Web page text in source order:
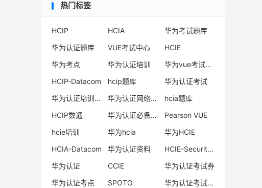
热门标签
HCIP HCIA
华为考试题库
华为认证题库
VUE考试中心
HCIE
华为考点
华为认证培训
华为vue考试中心
HCIP-Datacom
hcip题库
华为认证考试
华为认证培训机构
华为认证网络工程师
hcia题库
HCIP数通
华为认证必备电子书系列
Pearson VUE
hcie培训
华为hcia
华为HCIE
HCIA-Datacom
华为认证资料
HCIE-Security备考指南
华为认证
CCIE
华为认证考试券
华为认证考点
SPOTO 华为认证考试费用